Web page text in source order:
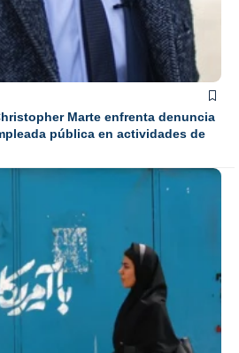
Marte enfrenta denuncia
pública en actividades de